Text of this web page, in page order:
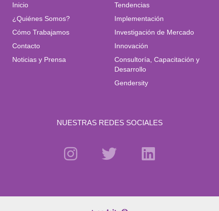
Inicio
¿Quiénes Somos?
Cómo Trabajamos
Contacto
Noticias y Prensa
Tendencias
Implementación
Investigación de Mercado
Innovación
Consultoría, Capacitación y
Desarrollo
Gendersity
NUESTRAS REDES SOCIALES